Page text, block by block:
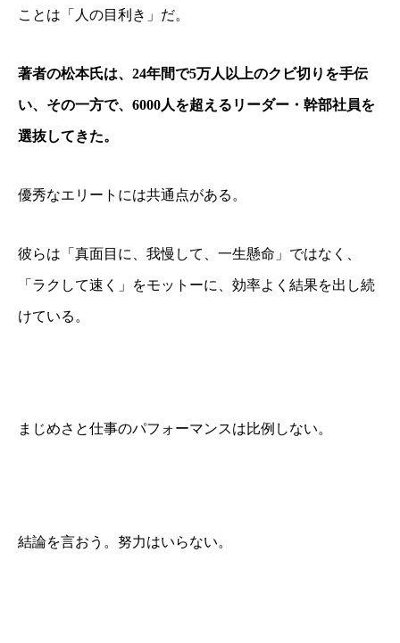
ことは 「人の目利き」だ。
著者の松本氏は、24年間で5万人以上のクビ切りを手伝
い、その一方で、6000人を超えるリーダー・幹部社員を
選抜してきた。
優秀なエリートには共通点がある。
彼らは「真面目に、我慢して、一生懸命」ではなく、
「ラクして速く」をモットーに、効率よく結果を出し続
けている。
まじめさと仕事のパフォーマンスは比例しない。
結論を言おう。努力はいらない。